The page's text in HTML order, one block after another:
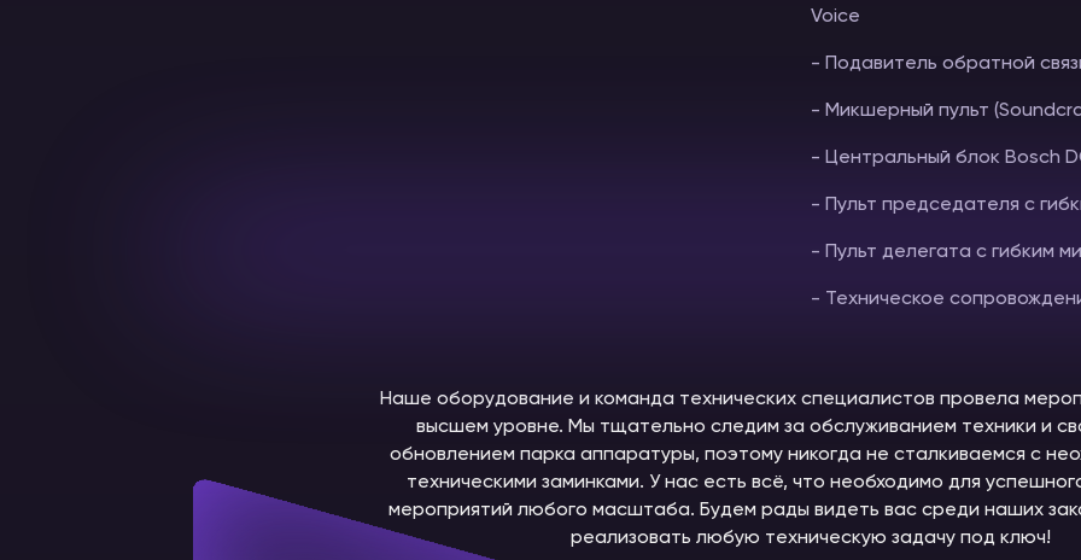
Voice
- Подавитель обратной
- Микшерный пульт
- Центральный блок Bosch
- Пульт председателя с
- Пульт делегата с гибким
- Техническое
Наше оборудование и команда технических специалистов провела
высшем уровне. Мы тщательно следим за обслуживанием техники и
обновлением парка аппаратуры, поэтому никогда не сталкиваемся с
техническими заминками. У нас есть всё, что необходимо для
мероприятий любого масштаба. Будем рады видеть вас среди наших
реализовать любую техническую задачу под ключ!